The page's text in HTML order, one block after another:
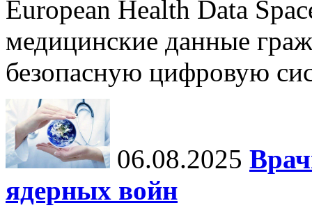
European Health Data
медицинские данные
безопасную цифровую
06.08.2025
ядерных войн